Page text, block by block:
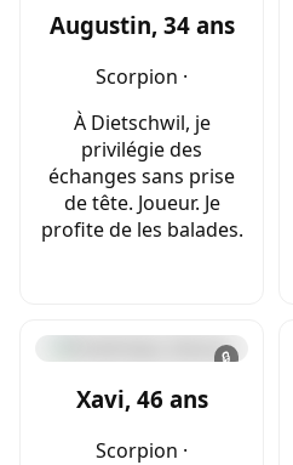
Augustin, 34 ans
Scorpion ·
À Dietschwil, je
privilégie des
échanges sans prise
de tête. Joueur. Je
profite de les balades.
🔒
Xavi, 46 ans
Scorpion ·